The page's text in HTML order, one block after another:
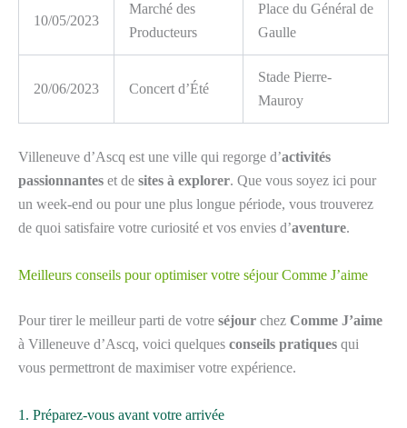
10/05/2023
Marché des
Producteurs
Place du Général de
Gaulle
20/06/2023 Concert d’Été
Stade Pierre-
Mauroy
Villeneuve d’Ascq est une ville qui regorge d’activités
passionnantes et de sites à explorer. Que vous soyez ici pour
un week-end ou pour une plus longue période, vous trouverez
de quoi satisfaire votre curiosité et vos envies d’aventure.
Meilleurs conseils pour optimiser votre séjour Comme J’aime
Pour tirer le meilleur parti de votre séjour chez Comme J’aime
à Villeneuve d’Ascq, voici quelques conseils pratiques qui
vous permettront de maximiser votre expérience.
1. Préparez-vous avant votre arrivée